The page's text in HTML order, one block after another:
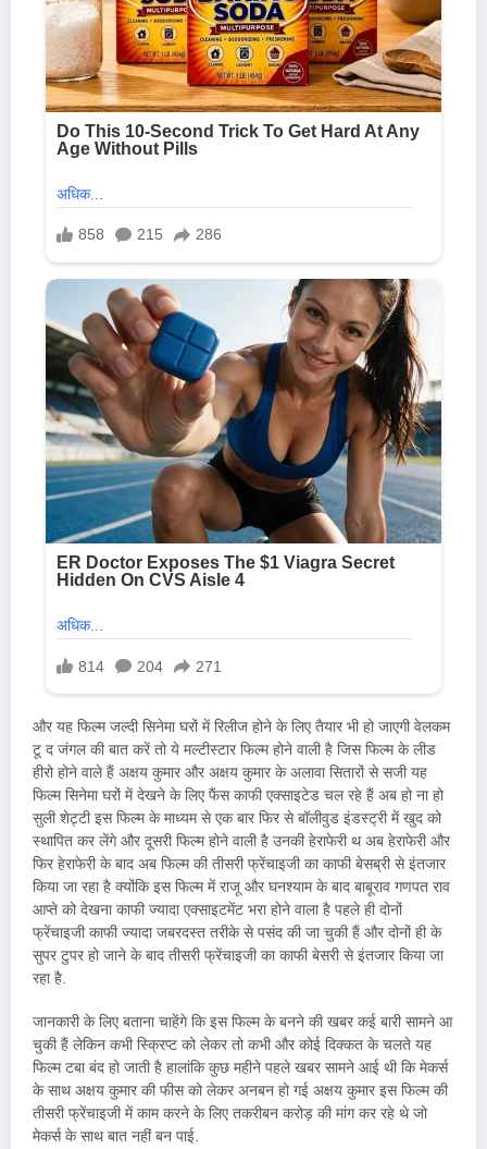
और यह फिल्म जल्दी सिनेमा घरों में रिलीज होने के लिए तैयार भी हो जाएगी वेलकम
टू द जंगल की बात करें तो ये मल्टीस्टार फिल्म होने वाली है जिस फिल्म के लीड
हीरो होने वाले हैं अक्षय कुमार और अक्षय कुमार के अलावा सितारों से सजी यह
फिल्म सिनेमा घरों में देखने के लिए फैंस काफी एक्साइटेड चल रहे हैं अब हो ना हो
सुली शेट्टी इस फिल्म के माध्यम से एक बार फिर से बॉलीवुड इंडस्ट्री में खुद को
स्थापित कर लेंगे और दूसरी फिल्म होने वाली है उनकी हेराफेरी थ अब हेराफेरी और
फिर हेराफेरी के बाद अब फिल्म की तीसरी फ्रेंचाइजी का काफी बेसब्री से इंतजार
किया जा रहा है क्योंकि इस फिल्म में राजू और घनश्याम के बाद बाबूराव गणपत राव
आप्ते को देखना काफी ज्यादा एक्साइटमेंट भरा होने वाला है पहले ही दोनों
फ्रेंचाइजी काफी ज्यादा जबरदस्त तरीके से पसंद की जा चुकी हैं और दोनों ही के
सुपर टुपर हो जाने के बाद तीसरी फ्रेंचाइजी का काफी बेसरी से इंतजार किया जा
रहा है.
जानकारी के लिए बताना चाहेंगे कि इस फिल्म के बनने की खबर कई बारी सामने आ
चुकी हैं लेकिन कभी स्क्रिप्ट को लेकर तो कभी और कोई दिक्कत के चलते यह
फिल्म टबा बंद हो जाती है हालांकि कुछ महीने पहले खबर सामने आई थी कि मेकर्स
के साथ अक्षय कुमार की फीस को लेकर अनबन हो गई अक्षय कुमार इस फिल्म की
तीसरी फ्रेंचाइजी में काम करने के लिए तकरीबन करोड़ की मांग कर रहे थे जो
मेकर्स के साथ बात नहीं बन पाई.